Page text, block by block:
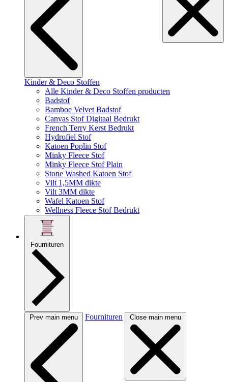
Kinder & Deco Stoffen
Alle Kinder & Deco Stoffen producten
Badstof
Bamboe Velvet Badstof
Canvas Stof Digitaal Bedrukt
French Terry Kerst Bedrukt
Hydrofiel Stof
Katoen Poplin Stof
Minky Fleece Stof
Minky Fleece Stof Plain
Stone Washed Katoen Stof
Vilt 1,5MM dikte
Vilt 3MM dikte
Wafel Katoen Stof
Wellness Fleece Stof Bedrukt
Fournituren
Prev main menu Fournituren Close main menu